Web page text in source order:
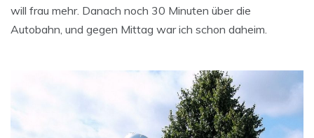
will frau mehr. Danach noch 30 Minuten über die
Autobahn, und gegen Mittag war ich schon daheim.